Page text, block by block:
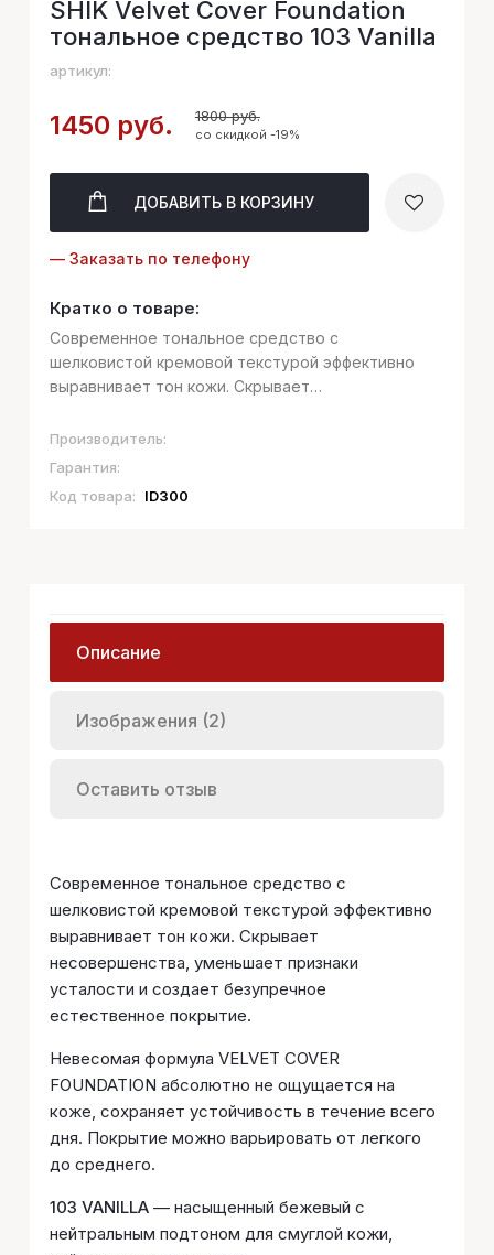
SHIK Velvet Cover Foundation
тональное средство 103 Vanilla
артикул:
1450 руб. 1800 руб.
со скидкой -19%
ДОБАВИТЬ В КОРЗИНУ
— Заказать по телефону
Кратко о товаре:
Современное тональное средство с
шелковистой кремовой текстурой эффективно
выравнивает тон кожи. Скрывает
и создает безупречное естественное покрытие.
Невесомая формула VELVET COVER FOUNDATION
Производитель:
Гарантия:
Код товара:
ID300
Описание
Изображения (2)
Оставить отзыв
Современное тональное средство с
шелковистой кремовой текстурой эффективно
выравнивает тон кожи. Скрывает
несовершенства, уменьшает признаки
усталости и создает безупречное
естественное покрытие.
Невесомая формула VELVET COVER
FOUNDATION абсолютно не ощущается на
коже, сохраняет устойчивость в течение всего
дня. Покрытие можно варьировать от легкого
до среднего.
103 VANILLA — насыщенный бежевый с
нейтральным подтоном для смуглой кожи,